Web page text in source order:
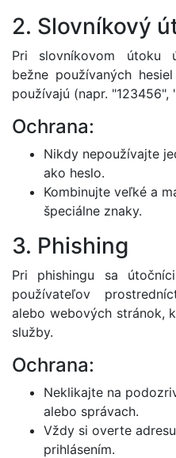
2. Slovníkový
Pri slovníkovom útoku
bežne používaných
používajú (napr.
Ochrana:
Nikdy nepoužívajte
ako heslo.
Kombinujte veľké a
špeciálne znaky.
3. Phishing
Pri phishingu sa
používateľov
alebo webových stránok,
služby.
Ochrana:
Neklikajte na
alebo správach.
Vždy si overte
prihlásením.